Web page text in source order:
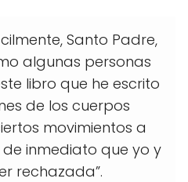
Santo Padre,
algunas personas
libro que he escrito
de los cuerpos
movimientos a
inmediato que yo y
rechazada”.